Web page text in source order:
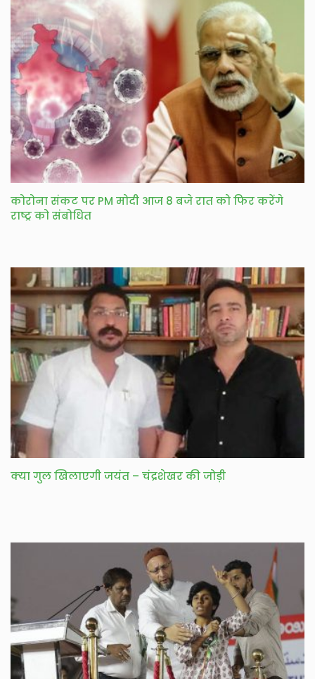
कोरोना संकट पर PM मोदी आज 8 बजे रात को फिर करेंगे
राष्ट्र को संबोधित
क्या गुल खिलाएगी जयंत – चंद्रशेखर की जोड़ी